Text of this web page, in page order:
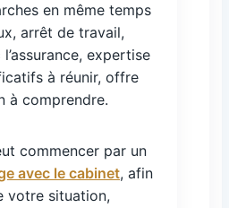
en même temps
arrêt de travail,
expertise
à réunir, offre
à comprendre.
commencer par un
avec le cabinet, afin
votre situation,